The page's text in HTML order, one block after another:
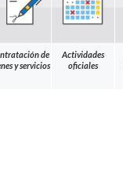
de
y servicios
Actividades
oficiales